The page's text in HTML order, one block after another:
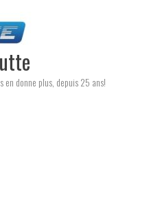
donne plus, depuis 25 ans!